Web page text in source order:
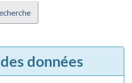
données